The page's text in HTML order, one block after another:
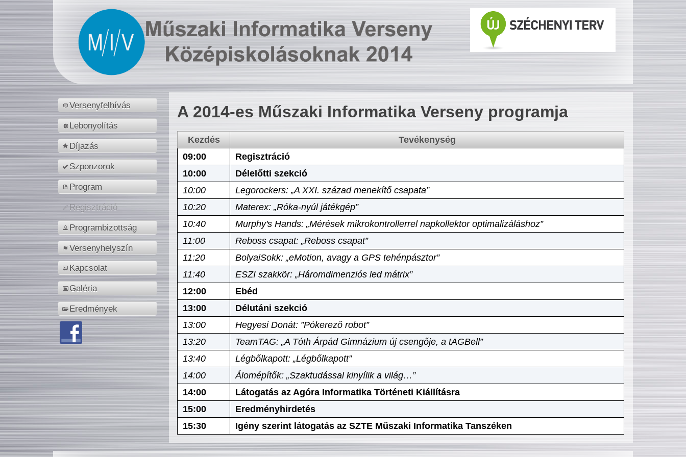
Versenyfelhívás
Lebonyolítás
Díjazás
Szponzorok
Program
Regisztráció
Programbizottság
Versenyhelyszín
Kapcsolat
Galéria
Eredmények
A 2014-es Műszaki Informatika Verseny programja
Kezdés
Tevékenység
09:00
Regisztráció
10:00
Délelőtti szekció
10:00
Legorockers: „A XXI. század menekítő csapata”
10:20
Materex: „Róka-nyúl játékgép”
10:40
Murphy's Hands: „Mérések mikrokontrollerrel napkollektor optimalizáláshoz”
11:00
Reboss csapat: „Reboss csapat”
11:20
BolyaiSokk: „eMotion, avagy a GPS tehénpásztor”
11:40
ESZI szakkör: „Háromdimenziós led mátrix”
12:00
Ebéd
13:00
Délutáni szekció
13:00
Hegyesi Donát: ”Pókerező robot”
13:20
TeamTAG: „A Tóth Árpád Gimnázium új csengője, a tAGBell”
13:40
Légbőlkapott: „Légbőlkapott”
14:00
Álomépítők: „Szaktudással kinyílik a világ…”
14:00
Látogatás az Agóra Informatika Történeti Kiállításra
15:00
Eredményhirdetés
15:30
Igény szerint látogatás az SZTE Műszaki Informatika Tanszéken